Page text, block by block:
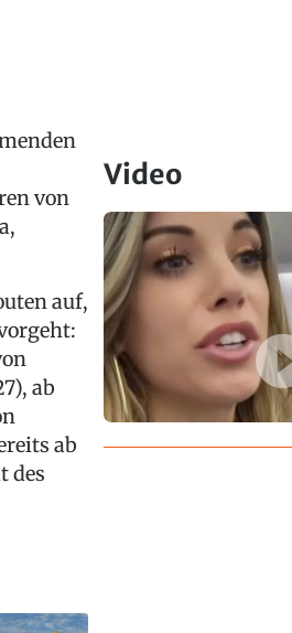
von
auf,
ab
ab
des
Video